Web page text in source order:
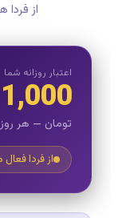
از فردا
اعتبار روزانه شما
1,000
تومان — هر روز
از فردا